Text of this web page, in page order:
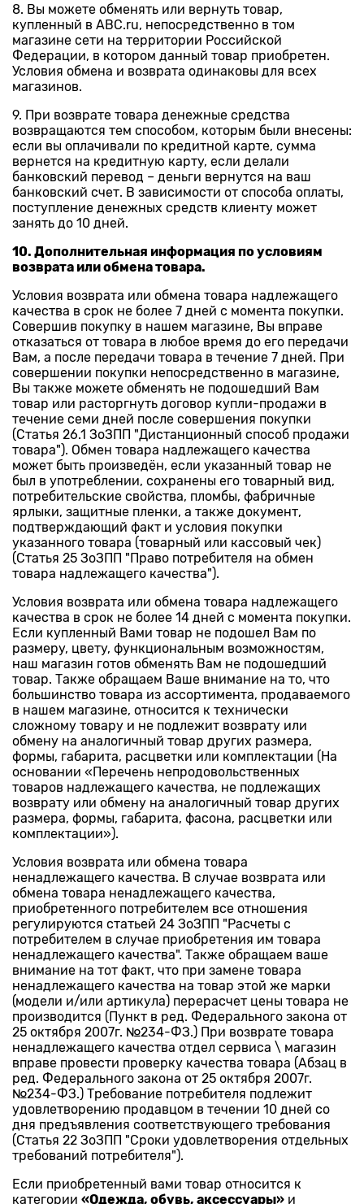
8. Вы можете обменять или вернуть товар,
купленный в ABC.ru, непосредственно в том
магазине сети на территории Российской
Федерации, в котором данный товар приобретен.
Условия обмена и возврата одинаковы для всех
магазинов.
9. При возврате товара денежные средства
возвращаются тем способом, которым были внесены:
если вы оплачивали по кредитной карте, сумма
вернется на кредитную карту, если делали
банковский перевод – деньги вернутся на ваш
банковский счет. В зависимости от способа оплаты,
поступление денежных средств клиенту может
занять до 10 дней.
10. Дополнительная информация по условиям
возврата или обмена товара.
Условия возврата или обмена товара надлежащего
качества в срок не более 7 дней с момента покупки.
Совершив покупку в нашем магазине, Вы вправе
отказаться от товара в любое время до его передачи
Вам, а после передачи товара в течение 7 дней. При
совершении покупки непосредственно в магазине,
Вы также можете обменять не подошедший Вам
товар или расторгнуть договор купли-продажи в
течение семи дней после совершения покупки
(Статья 26.1 ЗоЗПП "Дистанционный способ продажи
товара"). Обмен товара надлежащего качества
может быть произведён, если указанный товар не
был в употреблении, сохранены его товарный вид,
потребительские свойства, пломбы, фабричные
ярлыки, защитные пленки, а также документ,
подтверждающий факт и условия покупки
указанного товара (товарный или кассовый чек)
(Статья 25 ЗоЗПП "Право потребителя на обмен
товара надлежащего качества").
Условия возврата или обмена товара надлежащего
качества в срок не более 14 дней с момента покупки.
Если купленный Вами товар не подошел Вам по
размеру, цвету, функциональным возможностям,
наш магазин готов обменять Вам не подошедший
товар. Также обращаем Ваше внимание на то, что
большинство товара из ассортимента, продаваемого
в нашем магазине, относится к технически
сложному товару и не подлежит возврату или
обмену на аналогичный товар других размера,
формы, габарита, расцветки или комплектации (На
основании «Перечень непродовольственных
товаров надлежащего качества, не подлежащих
возврату или обмену на аналогичный товар других
размера, формы, габарита, фасона, расцветки или
комплектации»).
Условия возврата или обмена товара
ненадлежащего качества. В случае возврата или
обмена товара ненадлежащего качества,
приобретенного потребителем все отношения
регулируются статьей 24 ЗоЗПП "Расчеты с
потребителем в случае приобретения им товара
ненадлежащего качества". Также обращаем ваше
внимание на тот факт, что при замене товара
ненадлежащего качества на товар этой же марки
(модели и/или артикула) перерасчет цены товара не
производится (Пункт в ред. Федерального закона от
25 октября 2007г. №234-ФЗ.) При возврате товара
ненадлежащего качества отдел сервиса \ магазин
вправе провести проверку качества товара (Абзац в
ред. Федерального закона от 25 октября 2007г.
№234-ФЗ.) Требование потребителя подлежит
удовлетворению продавцом в течении 10 дней со
дня предъявления соответствующего требования
(Статья 22 ЗоЗПП "Сроки удовлетворения отдельных
требований потребителя").
Если приобретенный вами товар относится к
категории «Одежда, обувь, аксессуары» и